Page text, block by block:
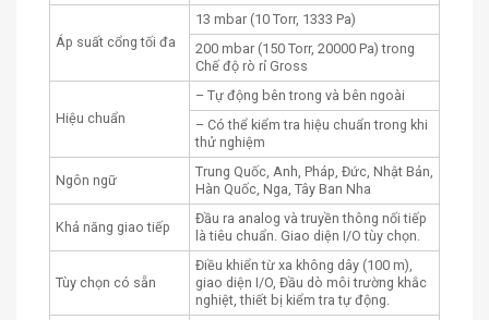
Áp suất cổng tối đa
13 mbar (10 Torr, 1333 Pa)
200 mbar (150 Torr, 20000 Pa) trong
Chế độ rò rỉ Gross
Hiệu chuẩn
– Tự động bên trong và bên ngoài
– Có thể kiểm tra hiệu chuẩn trong khi
thử nghiệm
Ngôn ngữ
Trung Quốc, Anh, Pháp, Đức, Nhật Bản,
Hàn Quốc, Nga, Tây Ban Nha
Khả năng giao tiếp
Đầu ra analog và truyền thông nối tiếp
là tiêu chuẩn. Giao diện I/O tùy chọn.
Tùy chọn có sẵn
Điều khiển từ xa không dây (100 m),
giao diện I/O, Đầu dò môi trường khắc
nghiệt, thiết bị kiểm tra tự động.